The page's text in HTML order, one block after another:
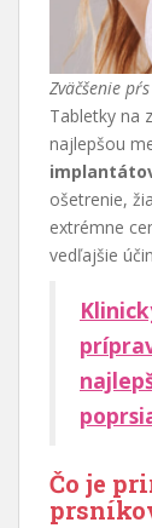
Zväčšenie
Tabletky na
najlepšou
ošetrenie,
extrémne
vedľajšie
Čo je